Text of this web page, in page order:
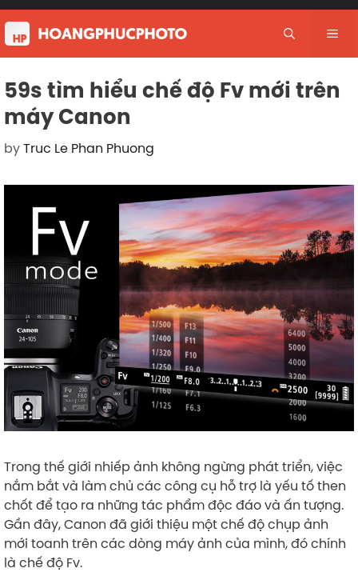
Skip
to
content
59s tìm hiểu chế độ Fv mới trên
máy Canon
byTruc Le Phan Phuong
Trong thế giới nhiếp ảnh không ngừng phát triển, việc
nắm bắt và làm chủ các công cụ hỗ trợ là yếu tố then
chốt để tạo ra những tác phẩm độc đáo và ấn tượng.
Gần đây, Canon đã giới thiệu một chế độ chụp ảnh
mới toanh trên các dòng máy ảnh của mình, đó chính
là chế độ Fv.